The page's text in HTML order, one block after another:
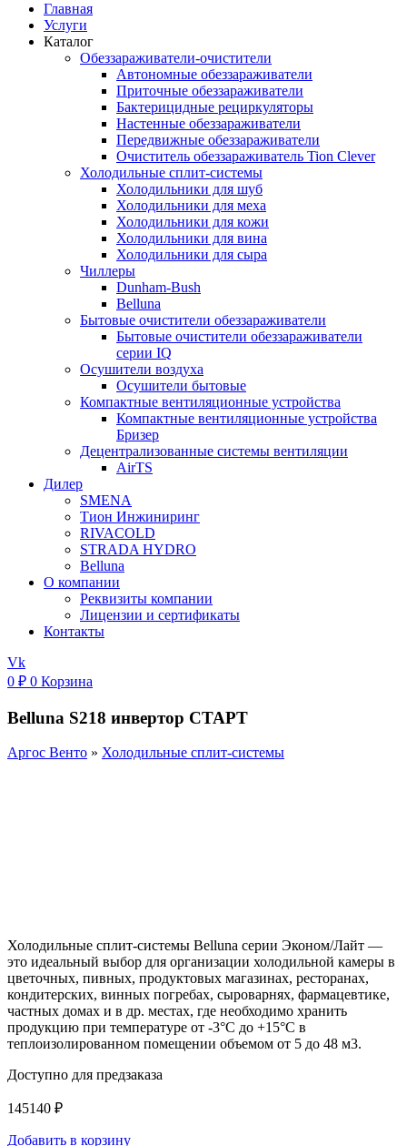
Главная
Услуги
Каталог
Обеззараживатели-очистители
Автономные обеззараживатели
Приточные обеззараживатели
Бактерицидные рециркуляторы
Настенные обеззараживатели
Передвижные обеззараживатели
Очиститель обеззараживатель Tion Clever
Холодильные сплит-системы
Холодильники для шуб
Холодильники для меха
Холодильники для кожи
Холодильники для вина
Холодильники для сыра
Чиллеры
Dunham-Bush
Belluna
Бытовые очистители обеззараживатели
Бытовые очистители обеззараживатели
серии IQ
Осушители воздуха
Осушители бытовые
Компактные вентиляционные устройства
Компактные вентиляционные устройства
Бризер
Децентрализованные системы вентиляции
AirTS
Дилер
SMENA
Тион Инжиниринг
RIVACOLD
STRADA HYDRO
Belluna
О компании
Реквизиты компании
Лицензии и сертификаты
Контакты
Vk
0 ₽ 0 Корзина
Belluna S218 инвертор СТАРТ
Аргос Венто » Холодильные сплит-системы
Холодильные сплит-системы Belluna серии Эконом/Лайт —
это идеальный выбор для организации холодильной камеры в
цветочных, пивных, продуктовых магазинах, ресторанах,
кондитерских, винных погребах, сыроварнях, фармацевтике,
частных домах и в др. местах, где необходимо хранить
продукцию при температуре от -3°С до +15°С в
теплоизолированном помещении объемом от 5 до 48 м3.
Доступно для предзаказа
145140 ₽
Добавить в корзину